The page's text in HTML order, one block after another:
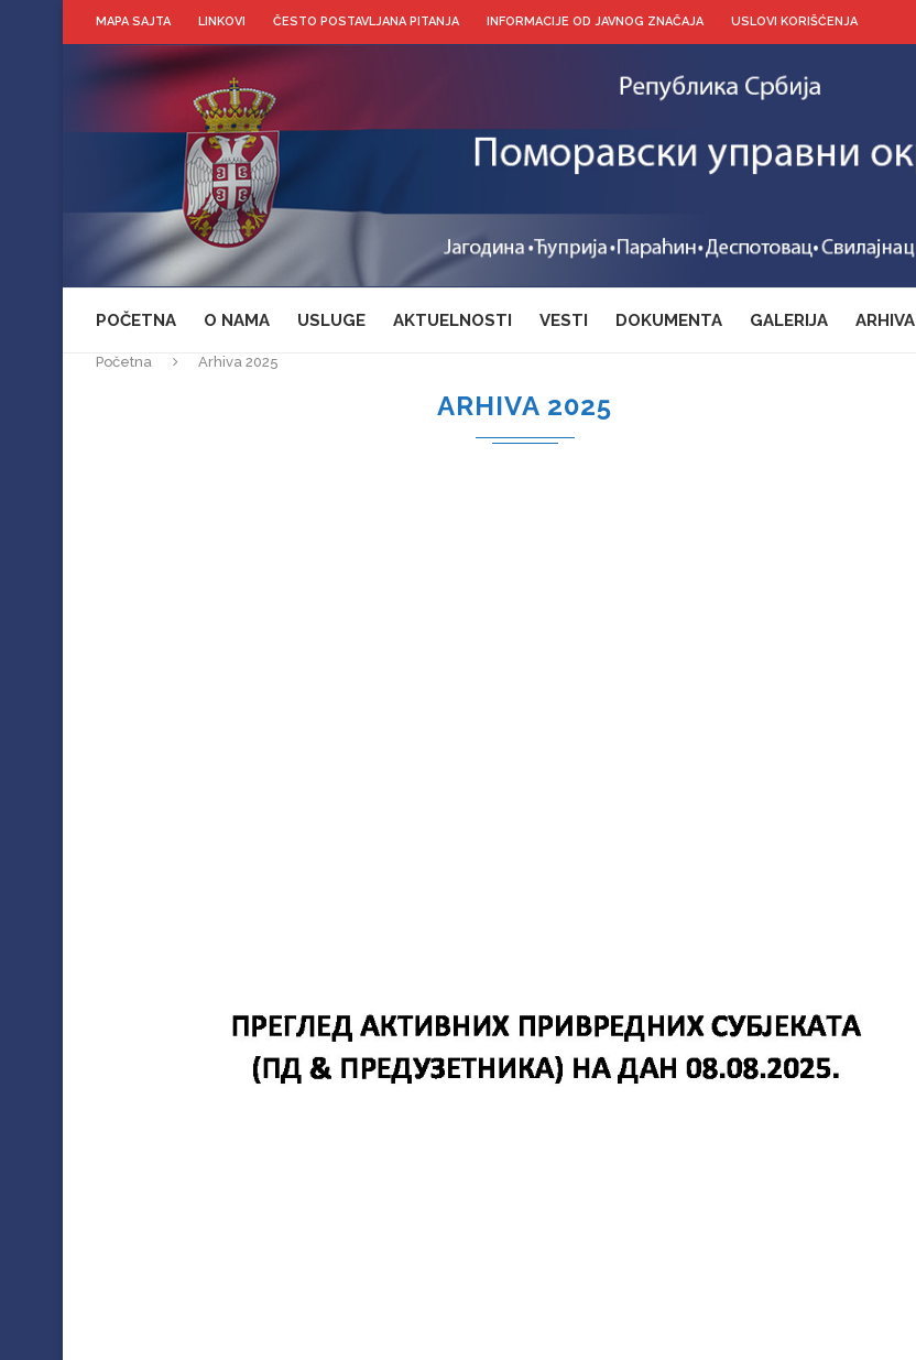
MAPA SAJTA LINKOVI ČESTO POSTAVLJANA PITANJA INFORMACIJE OD JAVNOG ZNAČAJA USLOVI KORIŠĆENJA
POČETNA O NAMA USLUGE AKTUELNOSTI VESTI DOKUMENTA GALERIJA ARHIVA
Početna Arhiva 2025
ARHIVA 2025